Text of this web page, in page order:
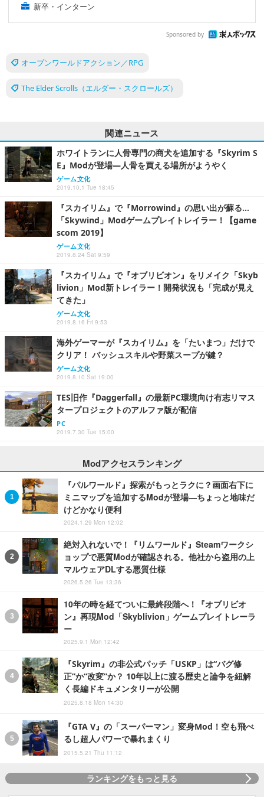
新卒・インターン
Sponsored by
オープンワールドアクション／RPG
The Elder Scrolls（エルダー・スクロールズ）
関連ニュース
ホワイトランに人骨専門の商犬を追加する『Skyrim S
E』Modが登場―人骨を買える場所がようやく
ゲーム文化
2019.10.1 Tue 18:45
『スカイリム』で『Morrowind』の思い出が蘇る…
「Skywind」Modゲームプレイトレイラー！【game
scom 2019】
ゲーム文化
2019.8.24 Sat 9:59
『スカイリム』で『オブリビオン』をリメイク「Skyb
livion」Mod新トレイラー！開発状況も「完成が見え
てきた」
ゲーム文化
2019.8.16 Fri 9:53
海外ゲーマーが『スカイリム』を「たいまつ」だけで
クリア！ バッシュスキルや野菜スープが鍵？
ゲーム文化
2019.8.10 Sat 19:00
TES旧作『Daggerfall』の最新PC環境向け有志リマス
タープロジェクトのアルファ版が配信
PC
2019.7.30 Tue 15:00
Modアクセスランキング
『パルワールド』探索がもっとラクに？画面右下に
ミニマップを追加するModが登場―ちょっと地味だ
けどかなり便利
2024.1.29 Mon 12:02
絶対入れないで！『リムワールド』Steamワークシ
ョップで悪質Modが確認される。他社から盗用の上
マルウェアDLする悪質仕様
2026.5.26 Tue 13:36
10年の時を経てついに最終段階へ！『オブリビオ
ン』再現Mod「Skyblivion」ゲームプレイトレーラ
ー
2025.9.1 Mon 12:42
『Skyrim』の非公式パッチ「USKP」は“バグ修
正”か“改変”か？ 10年以上に渡る歴史と論争を紐解
く長編ドキュメンタリーが公開
2025.8.18 Mon 14:30
『GTA V』の「スーパーマン」変身Mod！空も飛べ
るし超人パワーで暴れまくり
2015.5.21 Thu 11:12
ランキングをもっと見る